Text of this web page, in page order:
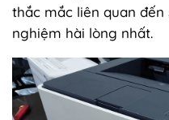
thắc mắc liên quan
nghiệm hài lòng nhất.